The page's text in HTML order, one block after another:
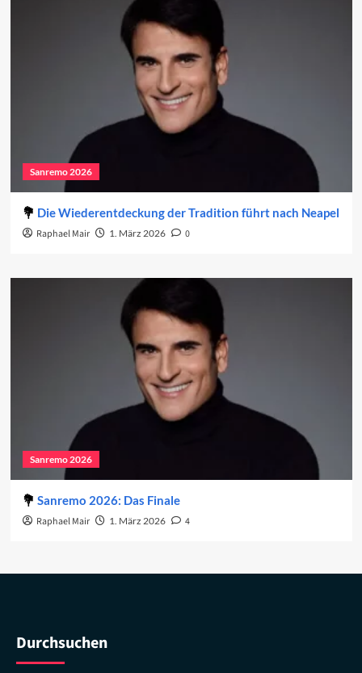
Sanremo 2026
Die Wiederentdeckung der Tradition führt nach Neapel
Raphael Mair 1. März 2026 0
Sanremo 2026
Sanremo 2026: Das Finale
Raphael Mair 1. März 2026 4
Durchsuchen